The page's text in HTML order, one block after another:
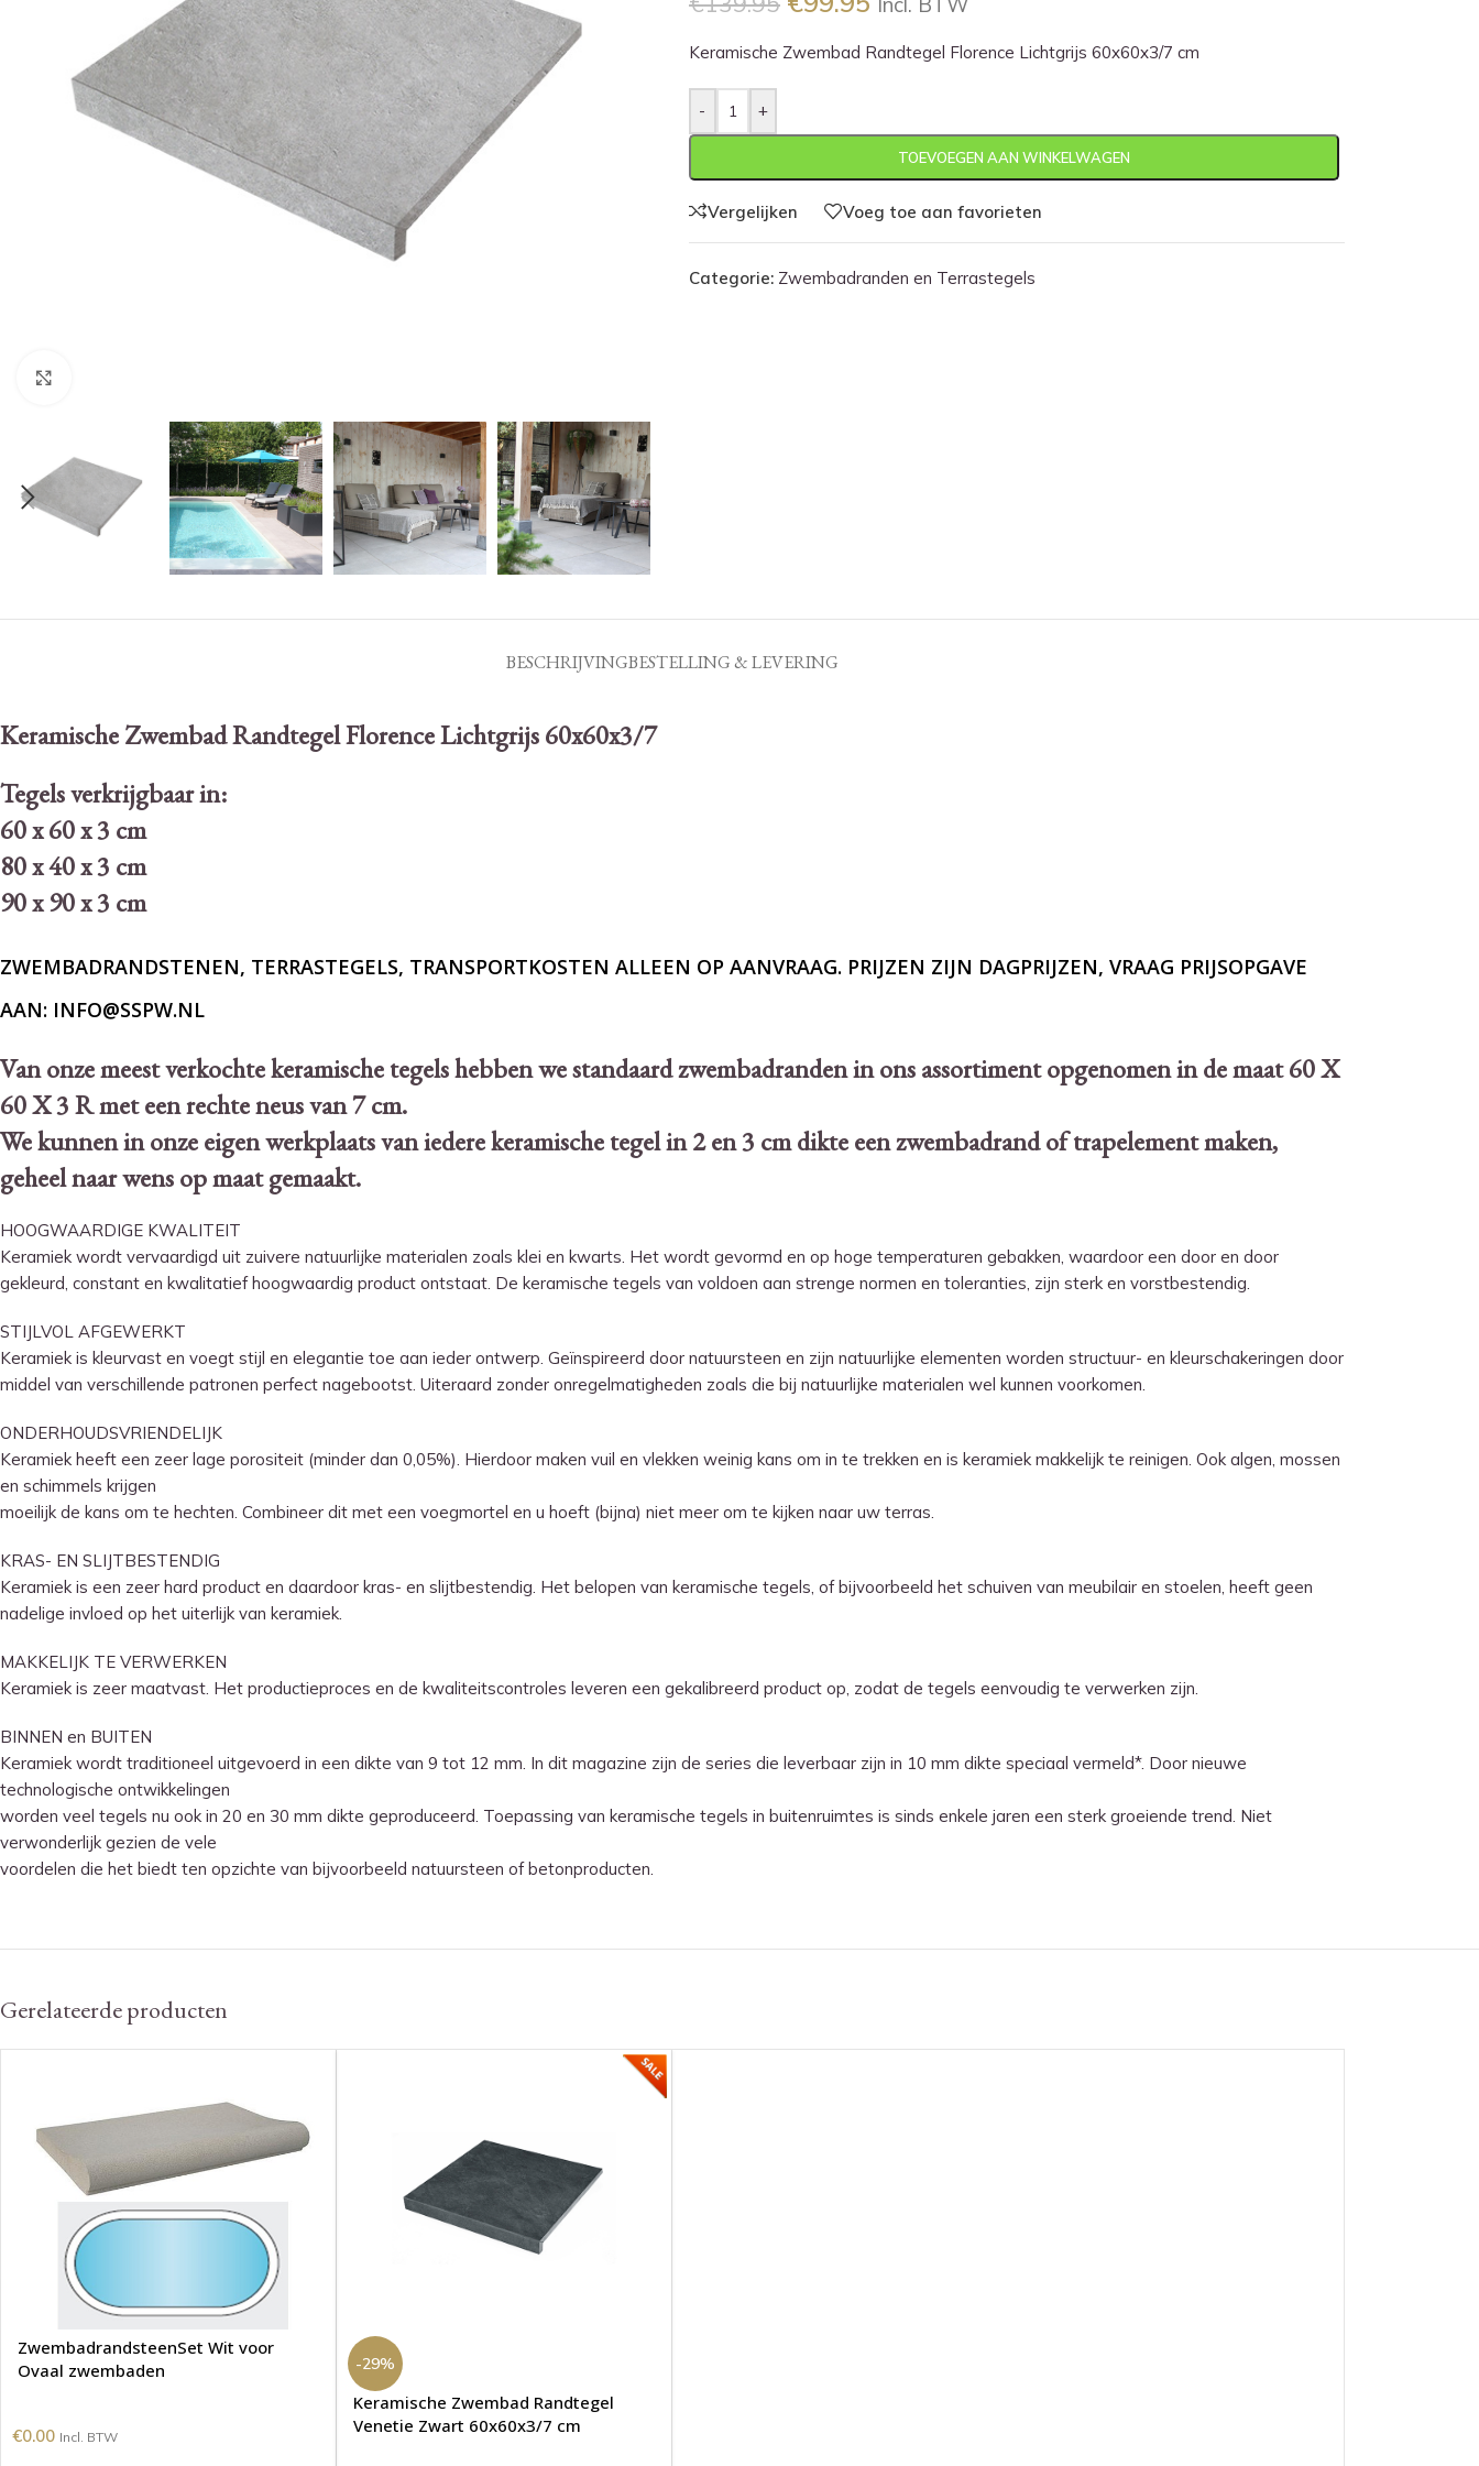
Keramische Zwembad Randtegel Florence Lichtgrijs 60x60x3/7 cm
- +
TOEVOEGEN AAN WINKELWAGEN
Vergelijken Voeg toe aan favorieten
Categorie: Zwembadranden en Terrastegels
BESCHRIJVINGBESTELLING & LEVERING
Keramische Zwembad Randtegel Florence Lichtgrijs 60x60x3/7
Tegels verkrijgbaar in:
60 x 60 x 3 cm
80 x 40 x 3 cm
90 x 90 x 3 cm
ZWEMBADRANDSTENEN, TERRASTEGELS, TRANSPORTKOSTEN ALLEEN OP AANVRAAG. PRIJZEN ZIJN DAGPRIJZEN, VRAAG PRIJSOPGAVE
AAN: INFO@SSPW.NL
Van onze meest verkochte keramische tegels hebben we standaard zwembadranden in ons assortiment opgenomen in de maat 60 X
60 X 3 R met een rechte neus van 7 cm.
We kunnen in onze eigen werkplaats van iedere keramische tegel in 2 en 3 cm dikte een zwembadrand of trapelement maken,
geheel naar wens op maat gemaakt.
HOOGWAARDIGE KWALITEIT
Keramiek wordt vervaardigd uit zuivere natuurlijke materialen zoals klei en kwarts. Het wordt gevormd en op hoge temperaturen gebakken, waardoor een door en door
gekleurd, constant en kwalitatief hoogwaardig product ontstaat. De keramische tegels van voldoen aan strenge normen en toleranties, zijn sterk en vorstbestendig.
STIJLVOL AFGEWERKT
Keramiek is kleurvast en voegt stijl en elegantie toe aan ieder ontwerp. Geïnspireerd door natuursteen en zijn natuurlijke elementen worden structuur- en kleurschakeringen door
middel van verschillende patronen perfect nagebootst. Uiteraard zonder onregelmatigheden zoals die bij natuurlijke materialen wel kunnen voorkomen.
ONDERHOUDSVRIENDELIJK
Keramiek heeft een zeer lage porositeit (minder dan 0,05%). Hierdoor maken vuil en vlekken weinig kans om in te trekken en is keramiek makkelijk te reinigen. Ook algen, mossen
en schimmels krijgen
moeilijk de kans om te hechten. Combineer dit met een voegmortel en u hoeft (bijna) niet meer om te kijken naar uw terras.
KRAS- EN SLIJTBESTENDIG
Keramiek is een zeer hard product en daardoor kras- en slijtbestendig. Het belopen van keramische tegels, of bijvoorbeeld het schuiven van meubilair en stoelen, heeft geen
nadelige invloed op het uiterlijk van keramiek.
MAKKELIJK TE VERWERKEN
Keramiek is zeer maatvast. Het productieproces en de kwaliteitscontroles leveren een gekalibreerd product op, zodat de tegels eenvoudig te verwerken zijn.
BINNEN en BUITEN
Keramiek wordt traditioneel uitgevoerd in een dikte van 9 tot 12 mm. In dit magazine zijn de series die leverbaar zijn in 10 mm dikte speciaal vermeld*. Door nieuwe
technologische ontwikkelingen
worden veel tegels nu ook in 20 en 30 mm dikte geproduceerd. Toepassing van keramische tegels in buitenruimtes is sinds enkele jaren een sterk groeiende trend. Niet
verwonderlijk gezien de vele
voordelen die het biedt ten opzichte van bijvoorbeeld natuursteen of betonproducten.
Gerelateerde producten
ZwembadrandsteenSet Wit voor
Ovaal zwembaden
€0.00 Incl. BTW
-29%
Keramische Zwembad Randtegel
Venetie Zwart 60x60x3/7 cm